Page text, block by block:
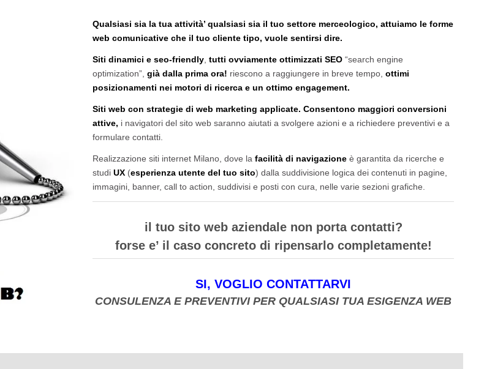
Qualsiasi sia la tua attività’ qualsiasi sia il tuo settore merceologico, attuiamo le forme
web comunicative che il tuo cliente tipo, vuole sentirsi dire.
Siti dinamici e seo-friendly, tutti ovviamente ottimizzati SEO “search engine
optimization”, già dalla prima ora! riescono a raggiungere in breve tempo, ottimi
posizionamenti nei motori di ricerca e un ottimo engagement.
Siti web con strategie di web marketing applicate. Consentono maggiori conversioni
attive, i navigatori del sito web saranno aiutati a svolgere azioni e a richiedere preventivi e a
formulare contatti.
Realizzazione siti internet Milano, dove la facilità di navigazione è garantita da ricerche e
studi UX (esperienza utente del tuo sito) dalla suddivisione logica dei contenuti in pagine,
immagini, banner, call to action, suddivisi e posti con cura, nelle varie sezioni grafiche.
il tuo sito web aziendale non porta contatti?
forse e’ il caso concreto di ripensarlo completamente!
SI, VOGLIO CONTATTARVI
CONSULENZA E PREVENTIVI PER QUALSIASI TUA ESIGENZA WEB